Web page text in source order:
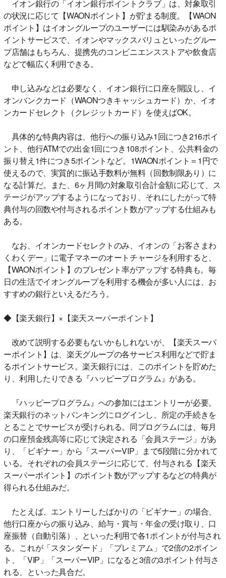
イオン銀行の「イオン銀行ポイントクラブ」は、対象取引
の状況に応じて【WAONポイント】が貯まる制度。【WAON
ポイント】はイオングループのユーザーには馴染みがあるポ
イントサービスで、イオンやマックスバリュといったグルー
プ店舗はもちろん、提携先のコンビニエンスストアや飲食店
などで幅広く利用できる。
申し込みなどは必要なく、イオン銀行に口座を開設し、イ
オンバンクカード（WAONつきキャッシュカード）か、イオ
ンカードセレクト（クレジットカード）を使えばOK。
具体的な特典内容は、他行への振り込み1回につき216ポイ
ント、他行ATMでの出金1回につき108ポイント、公共料金の
振り替え1件につき5ポイントなど。1WAONポイント＝1円で
使えるので、実質的に振込手数料が無料（回数制限あり）に
なる計算だ。また、6ヶ月間の対象取引合計金額に応じて、ス
テージがアップするようになっており、それにしたがって特
典付与の回数や付与されるポイント数がアップする仕組みも
ある。
なお、イオンカードセレクトのみ、イオンの「お客さまわ
くわくデー」に電子マネーのオートチャージを利用すると、
【WAONポイント】のプレゼント率がアップする特典も。毎
日の生活でイオングループを利用する機会が多い人には、お
すすめの銀行といえるだろう。
◆【楽天銀行】×【楽天スーパーポイント】
改めて説明する必要もないかもしれないが、【楽天スーパ
ーポイント】は、楽天グループの各サービス利用などで貯ま
るポイントサービス。楽天銀行には、このポイントを貯めた
り、利用したりできる『ハッピープログラム』がある。
『ハッピープログラム』への参加にはエントリーが必要。
楽天銀行のネットバンキングにログインし、所定の手続きを
とることでサービスが受けられる。同プログラムには、毎月
の口座預金残高等に応じて決定される「会員ステージ」があ
り、「ビギナー」から「スーパーVIP」まで5段階に分かれて
いる。それぞれの会員ステージに応じて、付与される【楽天
スーパーポイント】のポイント数がアップするなどの特典が
得られる仕組みだ。
たとえば、エントリーしたばかりの「ビギナー」の場合、
他行口座からの振り込み、給与・賞与・年金の受け取り、口
座振替（自動引落）、といった利用で各1ポイントが付与され
る。これが「スタンダード」「プレミアム」で2倍の2ポイン
ト、「VIP」「スーパーVIP」になると3倍の3ポイント付与さ
れる、といった具合だ。